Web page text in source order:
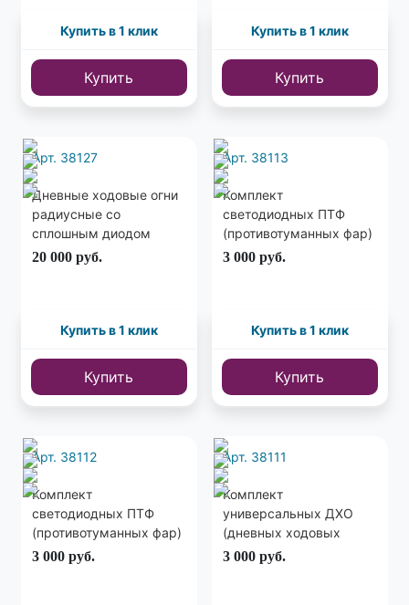
Купить в 1 клик
Купить
Купить в 1 клик
Купить
Арт. 38127
Дневные ходовые огни
радиусные со
сплошным диодом
20 000 руб.
Купить в 1 клик
Купить
Арт. 38113
Комплект
светодиодных ПТФ
(противотуманных фар)
с 3мя линзами 90мм
3 000 руб.
Купить в 1 клик
Купить
Арт. 38112
Комплект
светодиодных ПТФ
(противотуманных фар)
с 3мя линзами (с
3 000 руб.
Арт. 38111
Комплект
универсальных ДХО
(дневных ходовых
огней) V1
3 000 руб.